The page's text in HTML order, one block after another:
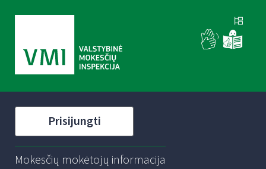
Prisijungti
Mokesčių mokėtojų informacija